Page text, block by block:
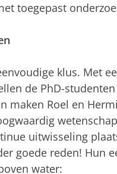
toegepast
klus. Met
de PhD-
maken Roel en
uitwisseling
goede reden! Hun
water: